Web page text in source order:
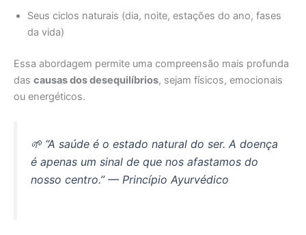
Seus ciclos naturais (dia, noite, estações do ano, fases
da vida)
Essa abordagem permite uma compreensão mais profunda
das causas dos desequilíbrios, sejam físicos, emocionais
ou energéticos.
🌱 “A saúde é o estado natural do ser. A doença
é apenas um sinal de que nos afastamos do
nosso centro.”— Princípio Ayurvédico